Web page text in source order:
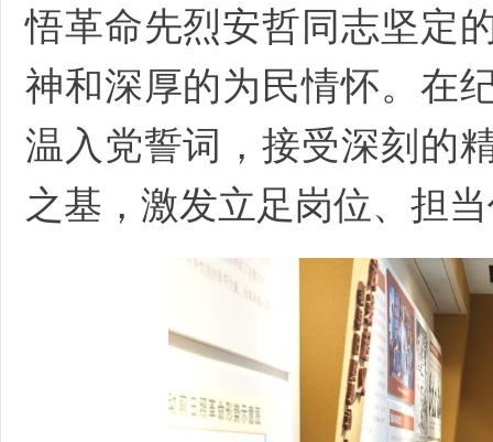
悟革命先烈安哲同志坚定
神和深厚的为民情怀。在
温入党誓词，接受深刻的
之基，激发立足岗位、担